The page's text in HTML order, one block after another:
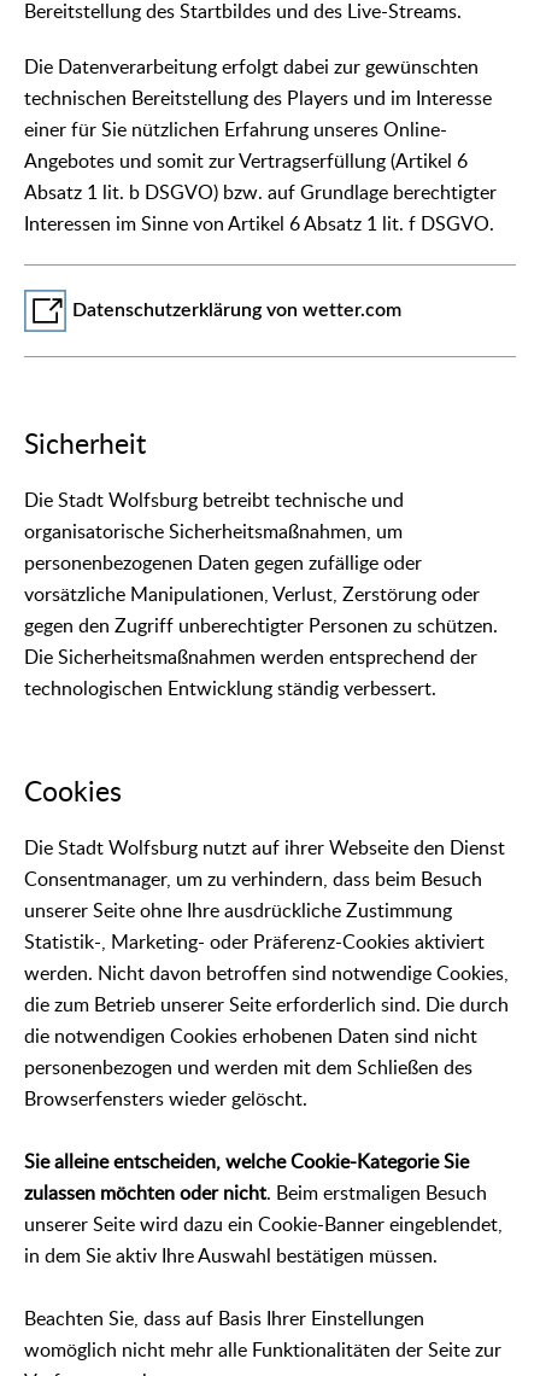
Bereitstellung des Startbildes und des Live-Streams.
Die Datenverarbeitung erfolgt dabei zur gewünschten
technischen Bereitstellung des Players und im Interesse
einer für Sie nützlichen Erfahrung unseres Online-
Angebotes und somit zur Vertragserfüllung (Artikel 6
Absatz 1 lit. b DSGVO) bzw. auf Grundlage berechtigter
Interessen im Sinne von Artikel 6 Absatz 1 lit. f DSGVO.
Datenschutzerklärung von wetter.com
Sicherheit
Die Stadt Wolfsburg betreibt technische und
organisatorische Sicherheitsmaßnahmen, um
personenbezogenen Daten gegen zufällige oder
vorsätzliche Manipulationen, Verlust, Zerstörung oder
gegen den Zugriff unberechtigter Personen zu schützen.
Die Sicherheitsmaßnahmen werden entsprechend der
technologischen Entwicklung ständig verbessert.
Cookies
Die Stadt Wolfsburg nutzt auf ihrer Webseite den Dienst
Consentmanager, um zu verhindern, dass beim Besuch
unserer Seite ohne Ihre ausdrückliche Zustimmung
Statistik-, Marketing- oder Präferenz-Cookies aktiviert
werden. Nicht davon betroffen sind notwendige Cookies,
die zum Betrieb unserer Seite erforderlich sind. Die durch
die notwendigen Cookies erhobenen Daten sind nicht
personenbezogen und werden mit dem Schließen des
Browserfensters wieder gelöscht.
Sie alleine entscheiden, welche Cookie-Kategorie Sie
zulassen möchten oder nicht. Beim erstmaligen Besuch
unserer Seite wird dazu ein Cookie-Banner eingeblendet,
in dem Sie aktiv Ihre Auswahl bestätigen müssen.
Beachten Sie, dass auf Basis Ihrer Einstellungen
womöglich nicht mehr alle Funktionalitäten der Seite zur